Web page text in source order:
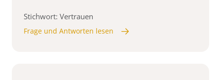
Stichwort: Vertrauen
Frage und Antworten lesen